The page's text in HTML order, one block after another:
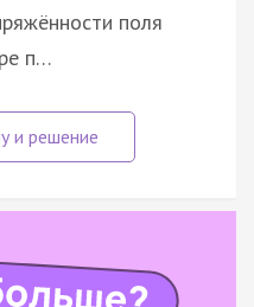
поля
п…